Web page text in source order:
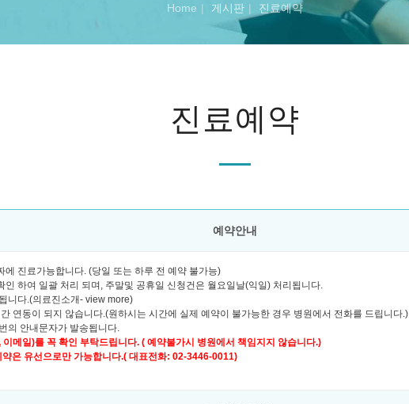
Home 게시판 진료예약
진료예약
예약안내
진료가능합니다. (당일 또는 하루 전 예약 불가능)
하여 일괄 처리 되며, 주말및 공휴일 신청건은 월요일날(익일) 처리됩니다.
니다.(의료진소개- view more)
연동이 되지 않습니다.(원하시는 시간에 실제 예약이 불가능한 경우 병원에서 전화를 드립니다.)
의 안내문자가 발송됩니다.
메일)를 꼭 확인 부탁드립니다. ( 예약불가시 병원에서 책임지지 않습니다.)
은 유선으로만 가능합니다.( 대표전화: 02-3446-0011)